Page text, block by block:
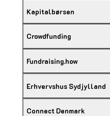
Kapitalbørsen
Crowdfunding
Fundraising.how
Erhvervshus Sydjylland
Connect Denmark